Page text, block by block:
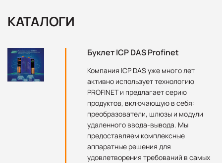
КАТАЛОГИ
Буклет ICP DAS Profinet
Компания ICP DAS уже много лет
активно использует технологию
PROFINET и предлагает серию
продуктов, включающую в себя:
преобразователи, шлюзы и модули
удаленного ввода-вывода. Мы
предоставляем комплексные
аппаратные решения для
удовлетворения требований в самых